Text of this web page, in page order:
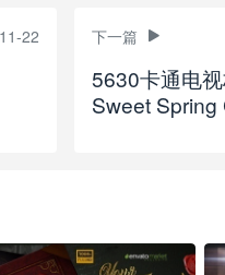
22 下一篇
5630卡通电
Sweet